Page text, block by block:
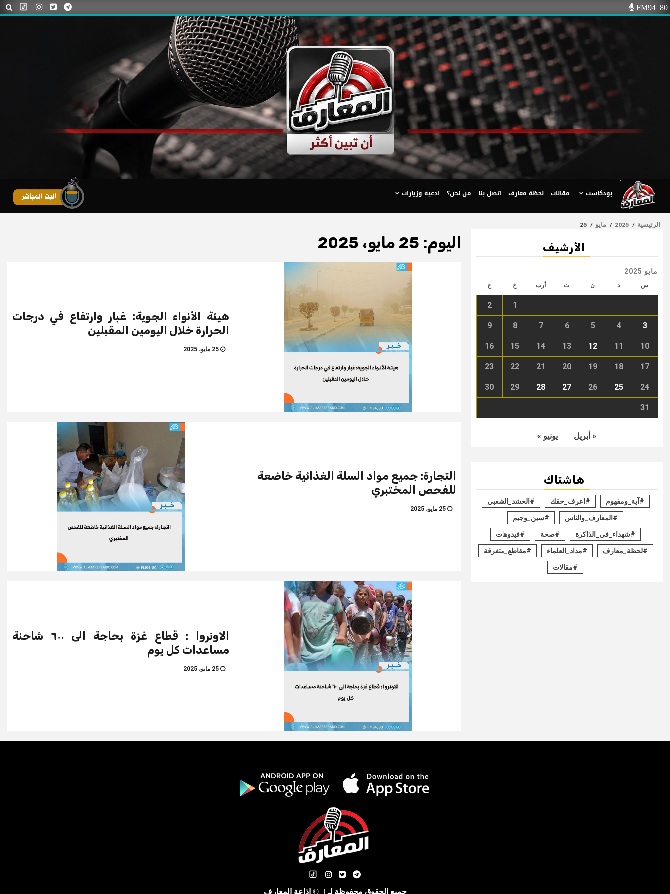
Skip
to
FM94_80
بودكاست مقالات لحظة معارف اتصل بنا من نحن؟ ادعية وزيارات
الرئيسية 2025 مايو 25
اليوم: 25 مايو، 2025
هيئة الأنواء الجوية: غبار وارتفاع في درجات
الحرارة خلال اليومين المقبلين
25 مايو، 2025
التجارة: جميع مواد السلة الغذائية خاضعة
للفحص المختبري
25 مايو، 2025
الاونروا : قطاع غزة بحاجة الى ٦٠٠ شاحنة
مساعدات كل يوم
25 مايو، 2025
الأرشيف
مايو 2025
س د ن ث أرب خ ج
1
2
3
4
5
6
7
8
9
10
11
12
13
14
15
16
17
18
19
20
21
22
23
24
25
26
27
28
29
30
31
« أبريل يونيو »
هاشتاك
#آية_ومفهوم #اعرف_حقك #الحشد_الشعبي
#المعارف_والناس #سين_وجيم
#شهداء_في_الذاكرة #صحة #فيدوهات
#لحظة_معارف #مداد_العلماء #مقاطع_متفرقة
#مقالات
جميع الحقوق محفوظة لـ | © إذاعة المعارف